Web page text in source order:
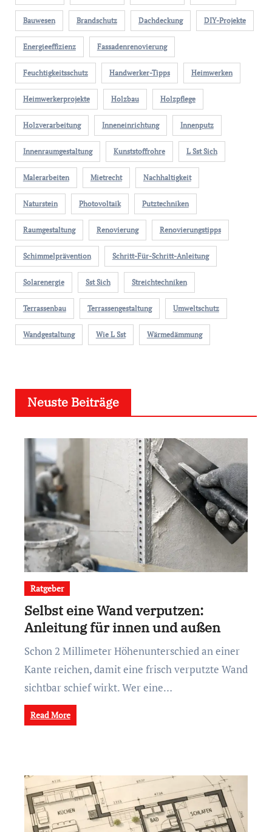
Bauwesen Brandschutz Dachdeckung DIY-Projekte
Energieeffizienz Fassadenrenovierung
Feuchtigkeitsschutz Handwerker-Tipps Heimwerken
Heimwerkerprojekte Holzbau Holzpflege
Holzverarbeitung Inneneinrichtung Innenputz
Innenraumgestaltung Kunststoffrohre L Sst Sich
Malerarbeiten Mietrecht Nachhaltigkeit
Naturstein Photovoltaik Putztechniken
Raumgestaltung Renovierung Renovierungstipps
Schimmelprävention Schritt-Für-Schritt-Anleitung
Solarenergie Sst Sich Streichtechniken
Terrassenbau Terrassengestaltung Umweltschutz
Wandgestaltung Wie L Sst Wärmedämmung
Neuste Beiträge
Ratgeber
Selbst eine Wand verputzen:
Anleitung für innen und außen
Schon 2 Millimeter Höhenunterschied an einer
Kante reichen, damit eine frisch verputzte Wand
sichtbar schief wirkt. Wer eine…
Read More